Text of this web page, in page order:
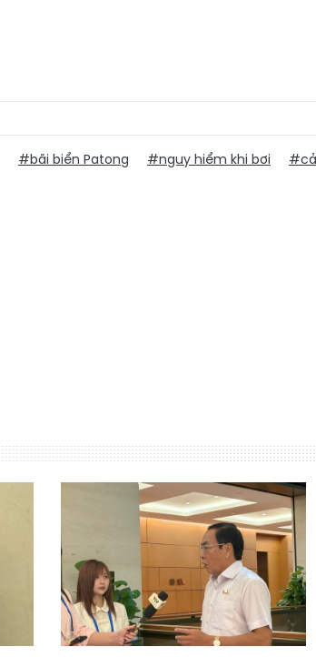
#bãi biển Patong #nguy hiểm khi bơi